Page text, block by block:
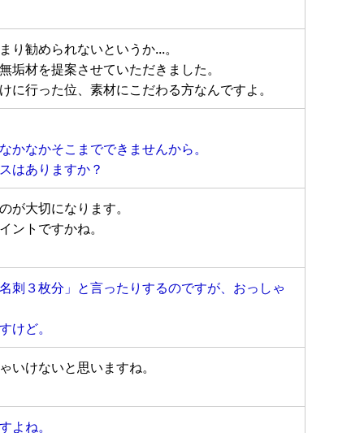
勧められないというか...。
材を提案させていただきました。
行った位、素材にこだわる方なんですよ。
なかそこまでできませんから。
はありますか？
大切になります。
トですかね。
刺３枚分」と言ったりするのですが、おっしゃ
ど。
けないと思いますね。
ね。